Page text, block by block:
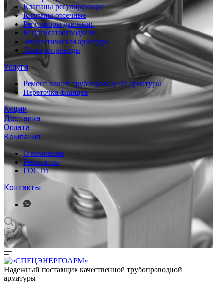
Клапаны регулирующие
Клапаны отсечные
Регуляторы давления
Конденсатоотводчики
Энергетическая арматура
Электроприводы
Услуги
Ремонт вашей трубопроводной арматуры
Переточка фланцев
Акции
Доставка
Оплата
Компания
О компании
Реквизиты
ГОСТы
Контакты
Надежный поставщик качественной трубопроводной
арматуры